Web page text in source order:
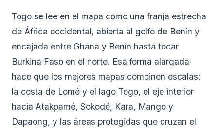
Togo se lee en el mapa como una franja estrecha
de África occidental, abierta al golfo de Benín y
encajada entre Ghana y Benín hasta tocar
Burkina Faso en el norte. Esa forma alargada
hace que los mejores mapas combinen escalas:
la costa de Lomé y el lago Togo, el eje interior
hacia Atakpamé, Sokodé, Kara, Mango y
Dapaong, y las áreas protegidas que cruzan el